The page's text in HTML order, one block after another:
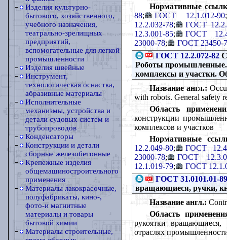
Изделия культурно-
бытового, хозяйственного,
учебного назначения,
театрально-зрелищных
предприятий,
вспомогательные для легкой
промышленности
Изделия швейные
Инструмент,
технологическая оснастка,
абразивные материалы
Исполнительные
механизмы, устройства и
детали судовых систем и
трубопроводов
Конденсаторы
Конструкции и детали
сборные железобетонные
Крепежные изделия
общемашиностроительного
применения
Материалы лакокрасочные,
полуфабрикаты, кино-,
фото-и магнитные
материалы и товары
бытовой химии
Материалы строительные,
Нормативные
88; ГОСТ 12.1.012-90;
12.2.032-78;
ГОСТ
12.3.001-85;
ГОСТ
23000-78;
ГОСТ 23450-
ГОСТ 12.2.072-82
Роботы промышленные.
комплексы и участки.
Название англ.:
with robots. General safety
Область
конструкции
комплексов и участков
Нормативные
12.2.049-80;
ГОСТ
23000-78;
ГОСТ
12.1.019-79;
ГОСТ
ГОСТ 31.0101.01-89
вращающиеся, ручки,
Название англ.:
Область
рукоятки
отраслях